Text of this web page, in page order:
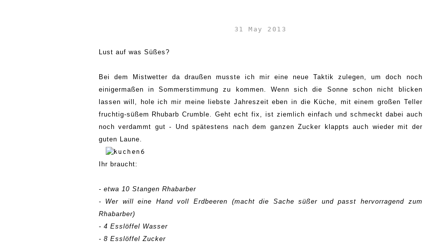
31 May 2013
Lust auf was Süßes?
Bei dem Mistwetter da draußen musste ich mir eine neue Taktik zulegen, um doch noch
einigermaßen in Sommerstimmung zu kommen. Wenn sich die Sonne schon nicht blicken
lassen will, hole ich mir meine liebste Jahreszeit eben in die Küche, mit einem großen Teller
fruchtig-süßem Rhubarb Crumble.
Geht echt fix, ist ziemlich einfach und schmeckt dabei auch
noch verdammt gut - Und spätestens nach dem ganzen Zucker klappts auch wieder mit der
guten Laune.
Ihr braucht:
- etwa 10 Stangen Rhabarber
- Wer will eine Hand voll Erdbeeren (macht die Sache süßer und passt hervorragend zum
Rhabarber)
- 4 Esslöffel Wasser
- 8 Esslöffel Zucker